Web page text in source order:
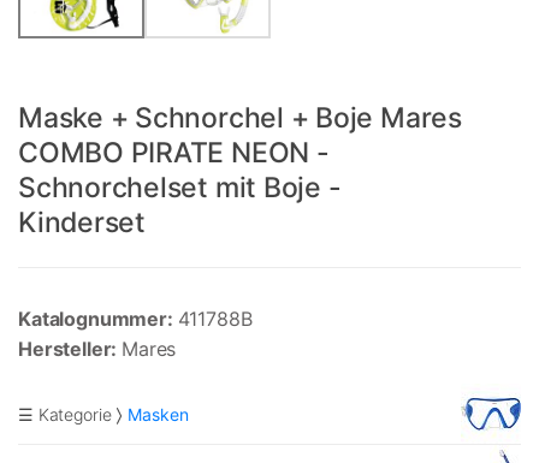
Maske + Schnorchel + Boje Mares
COMBO PIRATE NEON -
Schnorchelset mit Boje -
Kinderset
Katalognummer: 411788B
Hersteller: Mares
☰ Kategorie Masken